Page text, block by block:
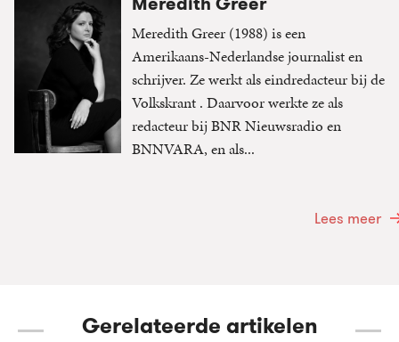
Meredith Greer (1988) is een
Amerikaans-Nederlandse journalist en
schrijver. Ze werkt als eindredacteur bij de
Volkskrant . Daarvoor werkte ze als
redacteur bij BNR Nieuwsradio en
BNNVARA, en als...
Lees meer
Gerelateerde artikelen